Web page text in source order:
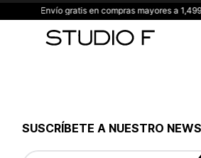
Envío gratis en compras mayores a 1,499
SUSCRÍBETE A NUESTRO